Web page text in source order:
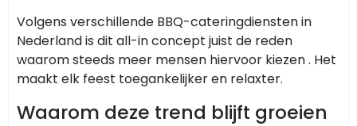
Volgens verschillende BBQ-cateringdiensten in
Nederland is dit all-in concept juist de reden
waarom steeds meer mensen hiervoor kiezen . Het
maakt elk feest toegankelijker en relaxter.
Waarom deze trend blijft groeien